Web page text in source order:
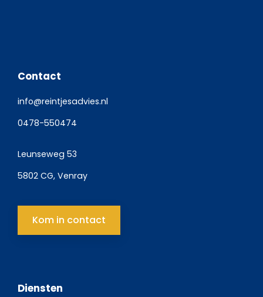
Contact
info@reintjesadvies.nl
0478-550474
Leunseweg 53
5802 CG, Venray
Kom in contact
Diensten